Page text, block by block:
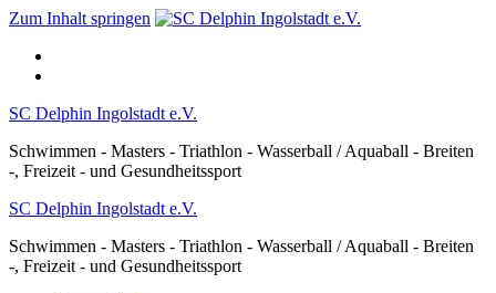
Zum Inhalt springen
SC Delphin Ingolstadt e.V.
Schwimmen - Masters - Triathlon - Wasserball / Aquaball - Breiten
-, Freizeit - und Gesundheitssport
SC Delphin Ingolstadt e.V.
Schwimmen - Masters - Triathlon - Wasserball / Aquaball - Breiten
-, Freizeit - und Gesundheitssport